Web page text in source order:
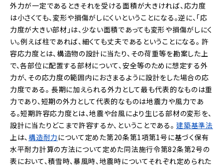
外力が一定であるときそれを受ける面積が大きければ、応力度
は小さくても、変形や損傷がしにくいということになる。逆に、「応
力度が大きい部材」は、少ない面積であっても変形や損傷がしにく
い。例えば柱であれば、細くても丈夫であるということになる。 許
容応力度とは、構造物の設計に当たり、その荷重等を勘案した上
で、各部位に配置する部材について、安全等のために想定する外
力が、その応力度の範囲内におさまるように設計をした場合の応
力度である。 長期に加えられる外力として最も代表的なものは重
力であり、短期の外力として代表的なものは地震力や風力であ
る。短期許容応力度とは、地震や台風により生じる部材の変形を、
設計に当たりどこまで許容するか、ということである。 建築基準法
上は、構造耐力 について定めた第20条第1項第1号に基づく保有
水平耐力計算の方法について定めた同法施行令第82条第2号の
表において、積雪時、暴風時、地震時についてそれぞれ定められた